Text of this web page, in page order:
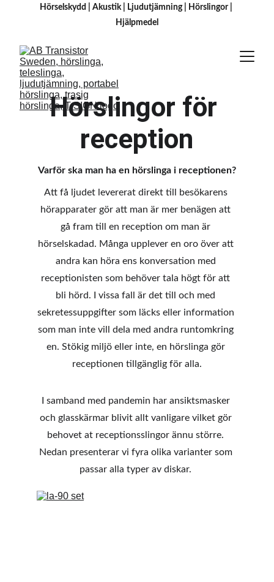
Hörselskydd Akustik | Ljudutjämning | Hörslingor |
H jälpmedel
Hörslingor för
reception
Varför ska man ha en hörslinga i receptionen?
Att få ljudet levererat direkt till besökarens
hörapparater gör att man är mer benägen att
gå fram till en reception om man är
hörselskadad. Många upplever en oro över att
andra kan höra ens konversation med
receptionisten som behöver tala högt för att
bli hörd. I vissa fall är det till och med
sekretessuppgifter som läcks eller information
som man inte vill dela med andra runtomkring
en. Stökig miljö eller inte, en hörslinga gör
receptionen tillgänglig för alla.
I samband med pandemin har ansiktsmasker
och glasskärmar blivit allt vanligare vilket gör
behovet at receptionsslingor ännu större.
Nedan presenterar vi fyra olika varianter som
passar alla typer av diskar.